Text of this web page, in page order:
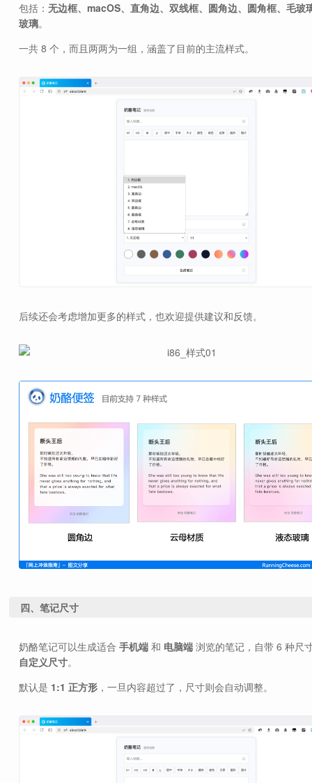
包括： 无边框、macOS、直角边、双线框、圆角边、圆角框、毛玻
玻璃。
一共 8 个，而且两两为一组，涵盖了目前的主流样式。
后续还会考虑增加更多的样式，也欢迎提供建议和反馈。
四、笔记尺寸
奶酪笔记可以生成适合 手机端 和 电脑端 浏览的笔记，自带 6 种尺
自定义尺寸。
默认是 1:1 正方形 ，一旦内容超过了，尺寸则会自动调整。